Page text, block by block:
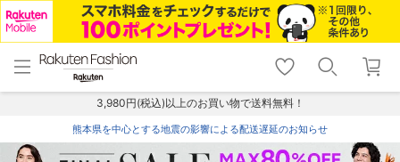
menu home
トップ
shopping_cart lock_outline
ログイン
3,980円(税込)以上のお買い物で送料無料！
熊本県を中心とする地震の影響による配送遅延のお知らせ